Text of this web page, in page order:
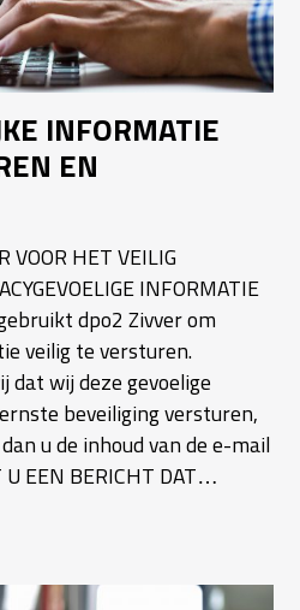
INFORMATIE
EN
VOOR HET VEILIG
INFORMATIE
dpo2 Zivver om
veilig te versturen.
dat wij deze gevoelige
beveiliging versturen,
u de inhoud van de e-mail
EEN BERICHT DAT…